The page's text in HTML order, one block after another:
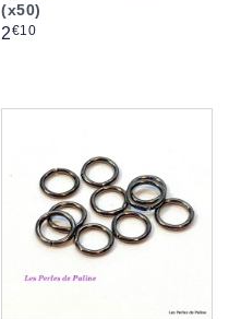
(x50)
Prix
2€10